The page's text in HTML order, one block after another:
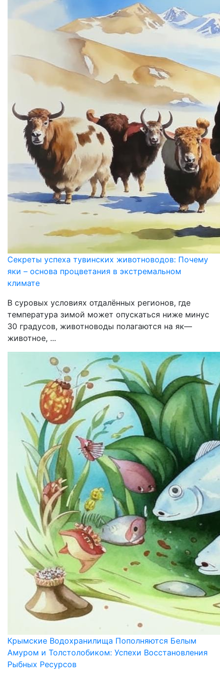
Секреты успеха тувинских животноводов: Почему
яки – основа процветания в экстремальном
климате
В суровых условиях отдалённых регионов, где
температура зимой может опускаться ниже минус
30 градусов, животноводы полагаются на як—
животное, ...
Крымские Водохранилища Пополняются Белым
Амуром и Толстолобиком: Успехи Восстановления
Рыбных Ресурсов